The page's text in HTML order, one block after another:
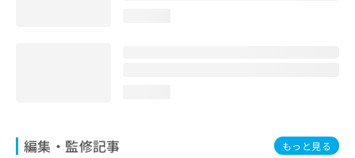
編集・監修記事 もっと見る